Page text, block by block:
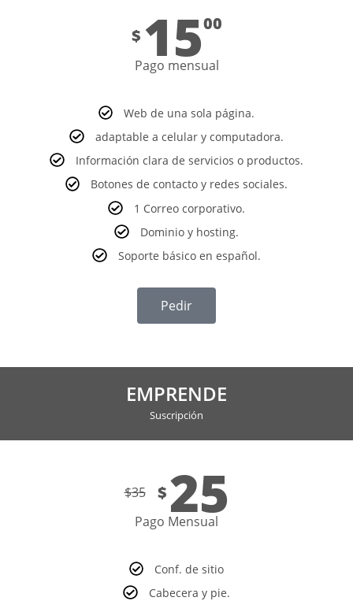
$ 1500
Pago mensual
Web de una sola página.
adaptable a celular y computadora.
Información clara de servicios o productos.
Botones de contacto y redes sociales.
1 Correo corporativo.
Dominio y hosting.
Soporte básico en español.
Pedir
EMPRENDE
Suscripción
$35 $25
Pago Mensual
Conf. de sitio
Cabecera y pie.